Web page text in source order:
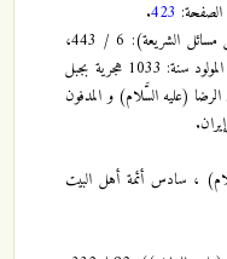
423
.
وسائل الشيعة (تفصيل وسائل الشيعة إلى تحصيل مسائل الشريعة): 6 / 443،
للشيخ محمد بن الحسن بن علي، المعروف بالحُر العاملي، المولود سنة: 1033 هجرية بجبل
هجرية بمشهد الإمام الرضا (عليه السَّلام) و المدفون
، سادس أئمة أهل البيت